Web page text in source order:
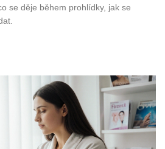
se děje během prohlídky, jak se